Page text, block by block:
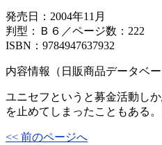
発売日：2004年11月
判型：Ｂ６／ページ数：222
ISBN：9784947637932
内容情報（日販商品データベー
ユニセフというと募金活動し
を止めてしまったこともある
<< 前のページへ